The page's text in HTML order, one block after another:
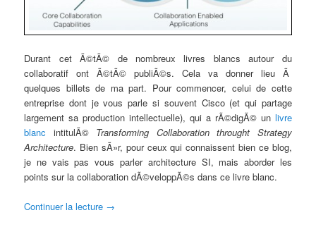
Durant cet Ã©tÃ© de nombreux livres blancs autour du
collaboratif ont Ã©tÃ© publiÃ©s. Cela va donner lieu Ã
quelques billets de ma part. Pour commencer, celui de cette
entreprise dont je vous parle si souvent Cisco (et qui partage
largement sa production intellectuelle), qui a rÃ©digÃ© un livre
blanc intitulÃ© Transforming Collaboration throught Strategy
Architecture. Bien sÃ»r, pour ceux qui connaissent bien ce blog,
je ne vais pas vous parler architecture SI, mais aborder les
points sur la collaboration dÃ©veloppÃ©s dans ce livre blanc.
Continuer la lecture →